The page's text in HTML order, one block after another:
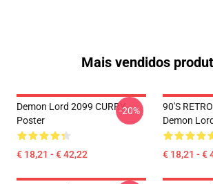
Mais vendidos
Demon Lord 2099 CURRY
Poster
€ 18,21 - € 42,22
-20%
90'S
Demon
€ 18,21 - €